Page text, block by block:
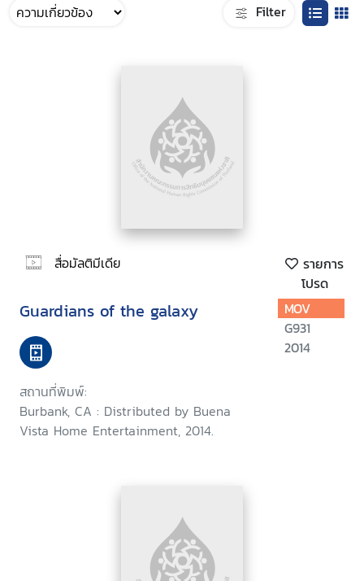
Filter
สื่อมัลติมีเดีย
รายการ
โปรด
Guardians of the galaxy
สถานที่พิมพ์:
Burbank, CA : Distributed by Buena
Vista Home Entertainment, 2014.
MOV
G931
2014